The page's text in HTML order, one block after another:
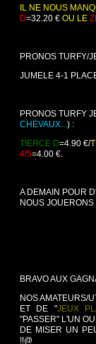
IL NE NOUS
D=32.20 € OU LE
PRONOS TURFY/
JUMELE 4-1
PRONOS TURFY
CHEVAUX...) :
TIERCE D=4.90 €/
4/5=4.00 €.
A DEMAIN POUR
NOUS JOUERONS
BRAVO AUX
NOS AMATEURS/
ET DE "JEUX
"PASSER" L'UN
DE MISER UN
!!@